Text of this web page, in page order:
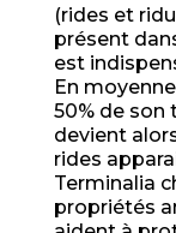
(rides et
présent
est
En
50% de son
devient
rides
Terminalia
propriétés